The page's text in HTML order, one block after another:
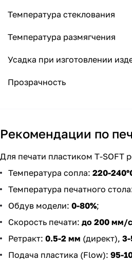
Температура стеклования
Температура размягчения
Усадка при изготовлении
Прозрачность
Рекомендации по
Для печати пластиком T-SOFT
Температура сопла: 220-
Температура печатного
Обдув модели: 0-80%;
Скорость печати: до 200 мм/с
Ретракт: 0.5-2 мм (директ),
Подача пластика (Flow): 95-